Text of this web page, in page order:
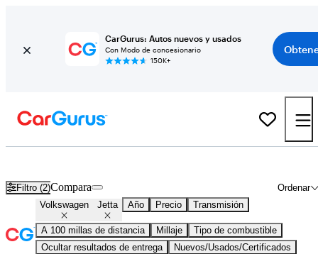
CarGurus: Autos nuevos y usados
Con Modo de concesionario
150K+
Filtro (2) Ordenar
Compara
Volkswagen Jetta Año Precio Transmisión
A 100 millas de distancia Millaje
Tipo de combustible
Ocultar resultados de entrega
Nuevos/Usados/Certificados